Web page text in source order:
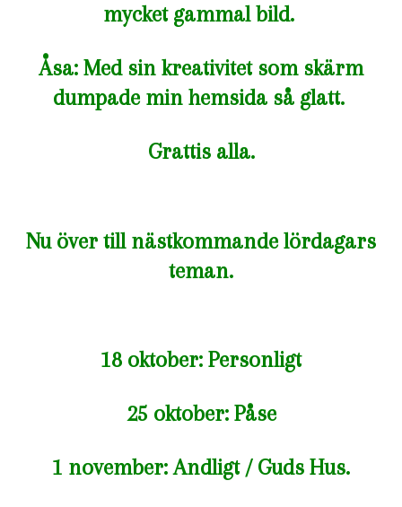
mycket gammal bild.
Åsa: Med sin kreativitet som skärm
dumpade min hemsida så glatt.
Grattis alla.
Nu över till nästkommande lördagars
teman.
18 oktober: Personligt
25 oktober: Påse
1 november: Andligt / Guds Hus.